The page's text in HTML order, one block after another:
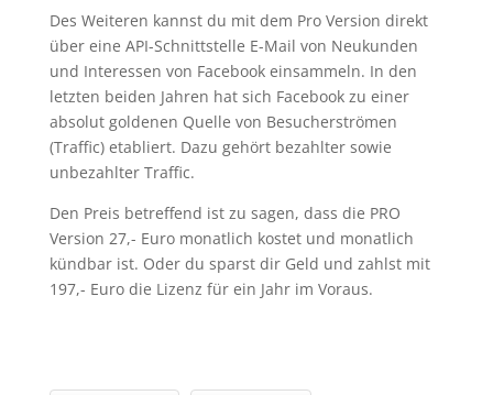
Des Weiteren kannst du mit dem Pro Version direkt
über eine API-Schnittstelle E-Mail von Neukunden
und Interessen von Facebook einsammeln. In den
letzten beiden Jahren hat sich Facebook zu einer
absolut goldenen Quelle von Besucherströmen
(Traffic) etabliert. Dazu gehört bezahlter sowie
unbezahlter Traffic.
Den Preis betreffend ist zu sagen, dass die PRO
Version 27,- Euro monatlich kostet und monatlich
kündbar ist. Oder du sparst dir Geld und zahlst mit
197,- Euro die Lizenz für ein Jahr im Voraus.